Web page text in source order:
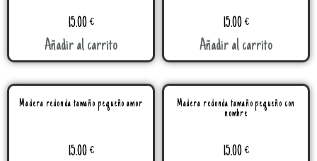
15.00€
Añadir al carrito
15.00€
Añadir al carrito
Madera redonda tamaño pequeño amor
15.00€
Madera redonda tamaño pequeño con
nombre
15.00€